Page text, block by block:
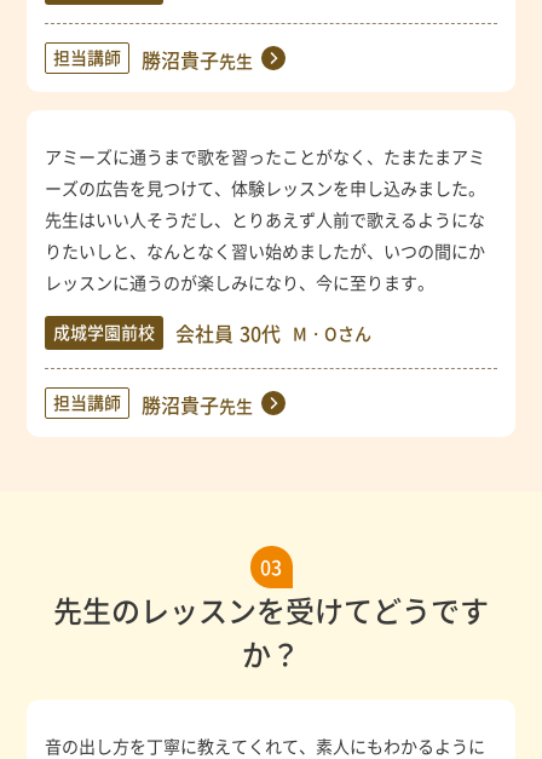
担当講師 勝沼貴子先生
アミーズに通うまで歌を習ったことがなく、たまたまアミ
ーズの広告を見つけて、体験レッスンを申し込みました。
先生はいい人そうだし、とりあえず人前で歌えるようにな
りたいしと、なんとなく習い始めましたが、いつの間にか
レッスンに通うのが楽しみになり、今に至ります。
成城学園前校 会社員 30代 M・Oさん
担当講師 勝沼貴子先生
03
先生のレッスンを受けてどうです
か？
音の出し方を丁寧に教えてくれて、素人にもわかるように